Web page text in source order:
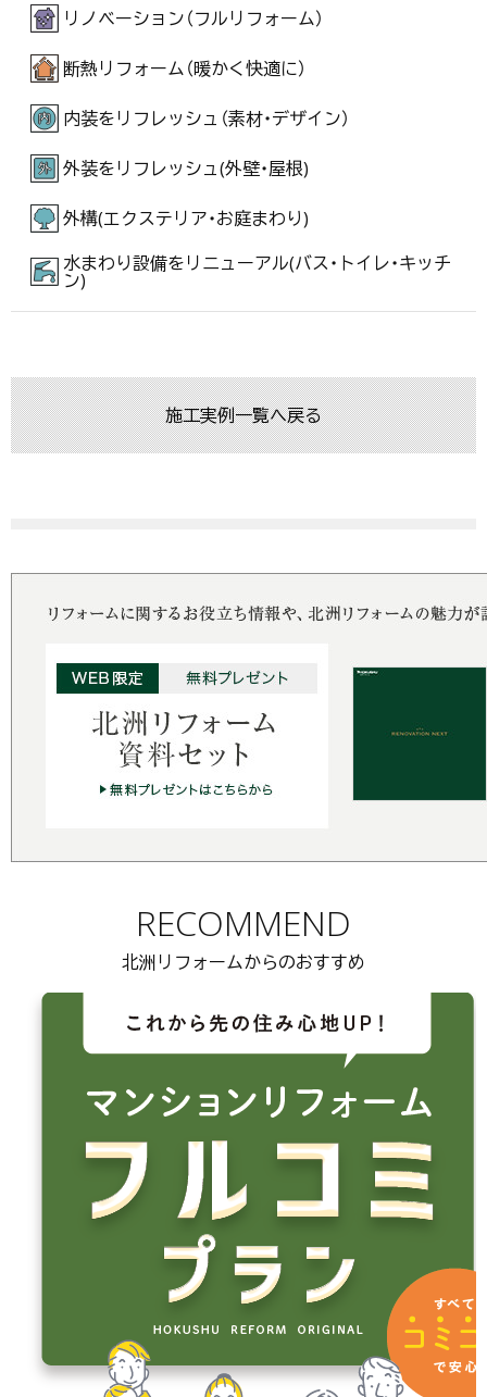
リノベーション（フルリフォーム）
断熱リフォーム（暖かく快適に）
内装をリフレッシュ（素材・デザイン）
外装をリフレッシュ(外壁・屋根)
外構(エクステリア・お庭まわり)
水まわり設備をリニューアル(バス・トイレ・キッチ
ン)
施工実例一覧へ戻る
RECOMMEND
北洲リフォームからのおすすめ